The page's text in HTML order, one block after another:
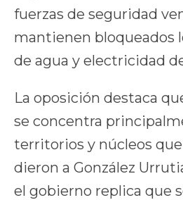
fuerzas de seguridad
mantienen bloqueados
de agua y electricidad
La oposición destaca
se concentra
territorios y núcleos
dieron a González
el gobierno replica que